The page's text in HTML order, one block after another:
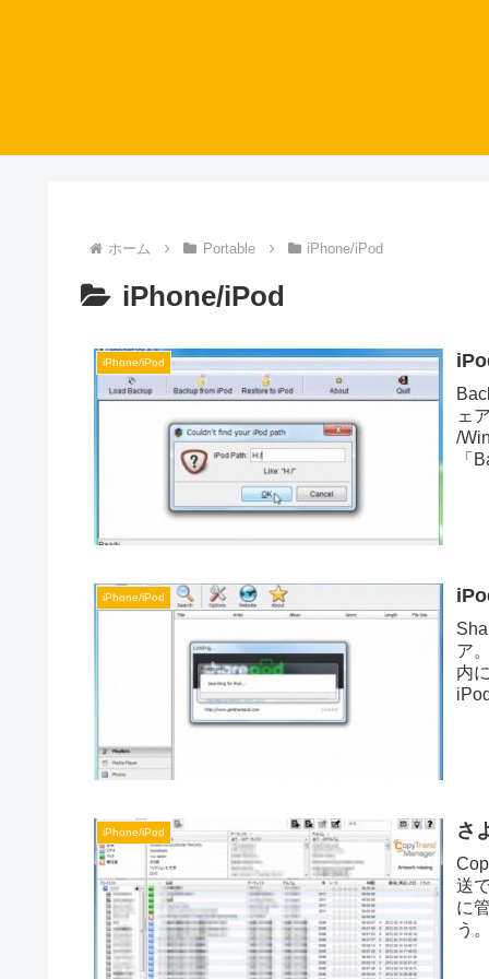
ホーム Portable iPhone/iPod
iPhone/iPod
iPhone/iPod
ェ
/
「
iPhone/iPod
ア
内
iPhone/iPod さ
送
に
う